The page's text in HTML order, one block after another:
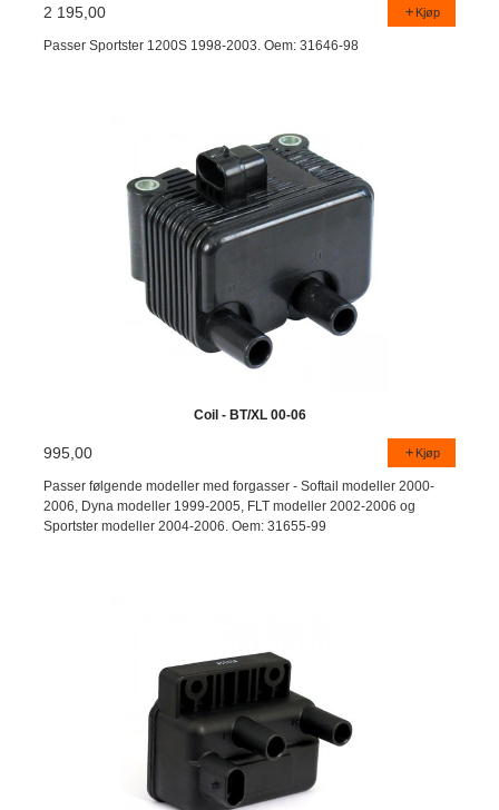
2 195,00 Kjøp
Passer Sportster 1200S 1998-2003. Oem: 31646-98
Coil - BT/XL 00-06
995,00 Kjøp
Passer følgende modeller med forgasser - Softail modeller 2000-
2006, Dyna modeller 1999-2005, FLT modeller 2002-2006 og
Sportster modeller 2004-2006. Oem: 31655-99